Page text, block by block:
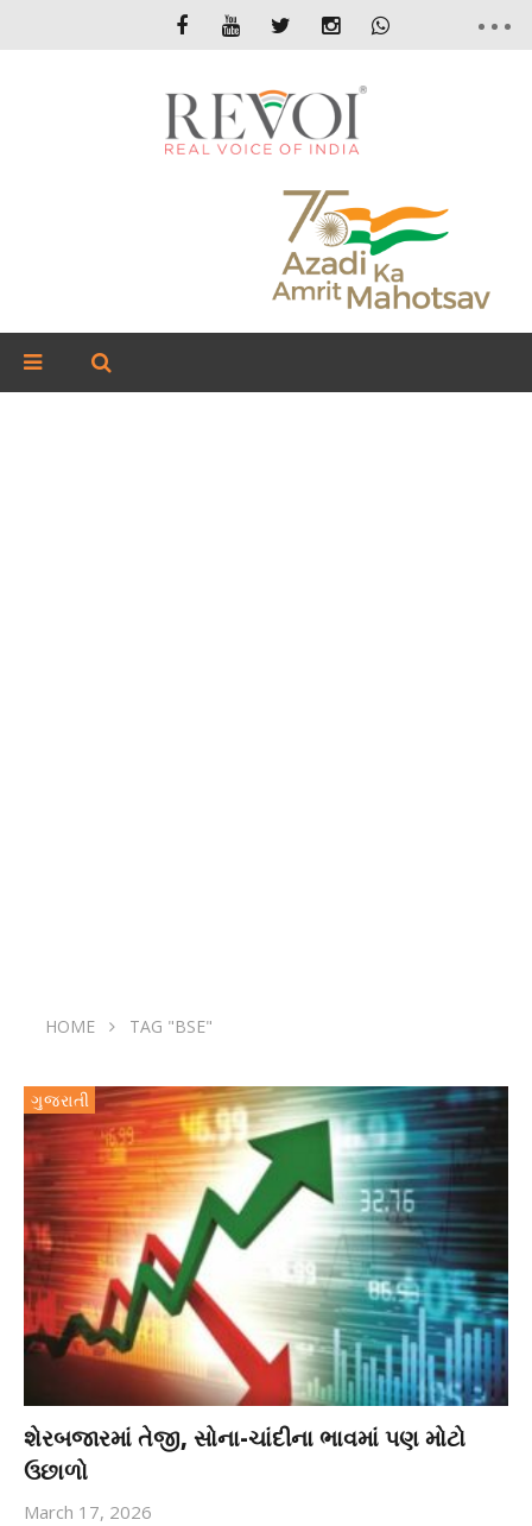
HOME TAG "BSE"
ગુજરાતી
શેરબજારમાં તેજી, સોના-ચાંદીના ભાવમાં પણ મોટો
ઉછાળો
March 17, 2026